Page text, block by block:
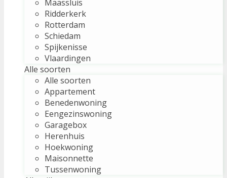
Maassluis
Ridderkerk
Rotterdam
Schiedam
Spijkenisse
Vlaardingen
Alle soorten
Alle soorten
Appartement
Benedenwoning
Eengezinswoning
Garagebox
Herenhuis
Hoekwoning
Maisonnette
Tussenwoning